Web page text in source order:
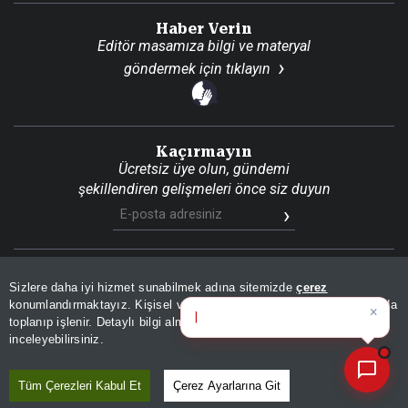
Sizlere daha iyi hizmet sunabilmek adına sitemizdeçerez
konumlandırmaktayız. Kişisel verileriniz, KVKK ve GDPR kapsamında
toplanıp işlenir. Detaylı bilgi almak için
inceleyebilirsiniz.
Tüm Çerezleri Kabul Et Çerez Ayarlarına Git
Haber Verin
Editör masamıza bilgi ve materyal
göndermek için tıklayın
Kaçırmayın
Ücretsiz üye olun, gündemi
şekillendiren gelişmeleri önce siz duyun
© 2026 İhlas Medya Grubu. Tüm Hakları Saklıdır
Son DakikaSite HaritasıRSSKVKK Aydınlatma Metni
Gizlilik PolitikasıÇerez Politikası
×